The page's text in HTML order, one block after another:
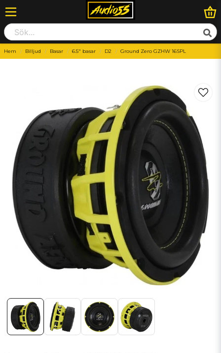
Hem Billjud Basar 6.5" basar D2 Ground Zero GZHW 16SPL